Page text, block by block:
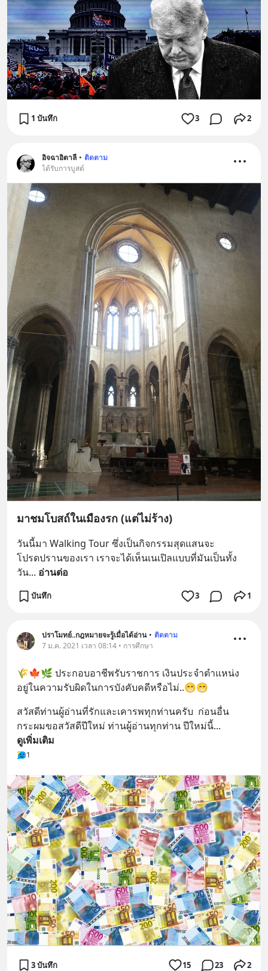
1 บันทึก 3 2
อิจฉาอิตาลี • ติดตาม
ได้รับการบูสต์
มาชมโบสถ์ในเมืองรก (แต่ไม่ร้าง)
วันนี้มา Walking Tour ซึ่งเป็นกิจกรรมสุดแสนจะ
โปรดปรานของเรา เราจะได้เห็นเนเปิลแบบที่มันเป็นทั้ง
วัน... อ่านต่อ
บันทึก 3 1
ปราโมทย์..กฎหมายจะรู้เมื่อได้อ่าน • ติดตาม
7 ม.ค. 2021 เวลา 08:14 • การศึกษา
🌾🍁🌿 ประกอบอาชีพรับราชการ เงินประจำตำแหน่ง
อยู่ในความรับผิดในการบังคับคดีหรือไม่..😁😁
สวัสดีท่านผู้อ่านที่รักและเคารพทุกท่านครับ  ก่อนอื่น
กระผมขอสวัสดีปีใหม่ ท่านผู้อ่านทุกท่าน ปีใหม่นี้...
ดูเพิ่มเติม
1
3 บันทึก 15 23 2